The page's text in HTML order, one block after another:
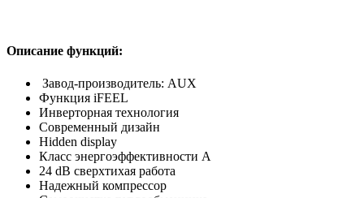
Описание функций:
Завод-производитель: AUX
Функция iFEEL
Инверторная технология
Современный дизайн
Hidden display
Класс энергоэффективности А
24 dB cверхтихая работа
Надежный компрессор